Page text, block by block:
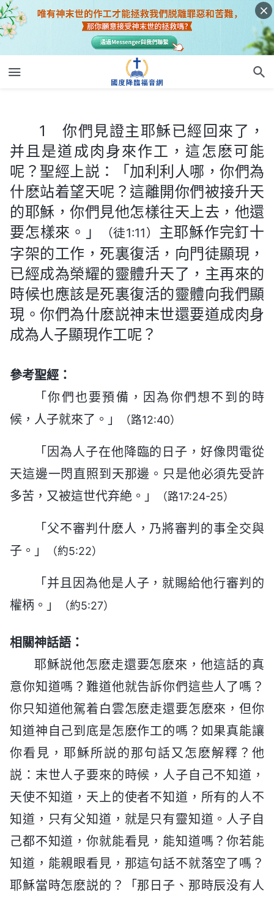
1 你們見證主耶穌已經回來了，
并且是道成肉身來作工，這怎麽可能
呢？聖經上説：「加利利人哪，你們為
什麽站着望天呢？這離開你們被接升天
的耶穌，你們見他怎樣往天上去，他還
要怎樣來。」
（徒1:11）
主耶穌作完釘十
字架的工作，死裏復活，向門徒顯現，
已經成為榮耀的靈體升天了，主再來的
時候也應該是死裏復活的靈體向我們顯
現。你們為什麽説神末世還要道成肉身
成為人子顯現作工呢？
參考聖經：
「你們也要預備，因為你們想不到的時
候，人子就來了。」
（路12:40）
「因為人子在他降臨的日子，好像閃電從
天這邊一閃直照到天那邊。只是他必須先受許
多苦，又被這世代弃絶。」
（路17:24-25）
「父不審判什麽人，乃將審判的事全交與
子。」
（約5:22）
「并且因為他是人子，就賜給他行審判的
權柄。」
（約5:27）
相關神話語：
耶穌説他怎麽走還要怎麽來，他這話的真
意你知道嗎？難道他就告訴你們這些人了嗎？
你只知道他駕着白雲怎麽走還要怎麽來，但你
知道神自己到底是怎麽作工的嗎？如果真能讓
你看見，耶穌所説的那句話又怎麽解釋？他
説：末世人子要來的時候，人子自己不知道，
天使不知道，天上的使者不知道，所有的人不
知道，只有父知道，就是只有靈知道。人子自
己都不知道，你就能看見，能知道嗎？你若能
知道，能親眼看見，那這句話不就落空了嗎？
耶穌當時怎麽説的？「那日子、那時辰没有人